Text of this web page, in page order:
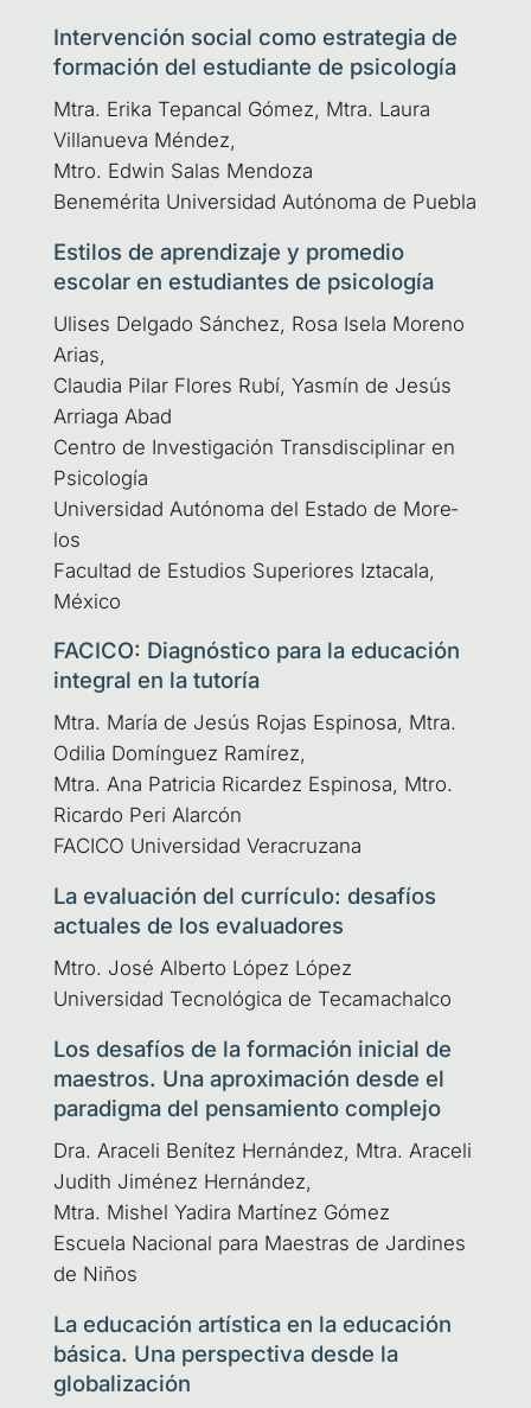
Intervención social como estrategia de
formación del estudiante de psicología
Mtra. Eri­ka Tepan­cal Gómez, Mtra. Lau­ra
Villa­nue­va Mén­dez,
Mtro. Edwin Salas Men­do­za
Bene­mé­ri­ta Uni­ver­si­dad Autó­no­ma de Puebla
Estilos de aprendizaje y promedio
escolar en estudiantes de psicología
Uli­ses Del­ga­do Sán­chez, Rosa Ise­la Moreno
Arias,
Clau­dia Pilar Flo­res Rubí, Yas­mín de Jesús
Arria­ga Abad
Cen­tro de Inves­ti­ga­ción Trans­dis­ci­pli­nar en
Psi­co­lo­gía
Uni­ver­si­dad Autó­no­ma del Esta­do de More­
los
Facul­tad de Estu­dios Supe­rio­res Izta­ca­la,
México
FACICO: Diagnóstico para la educación
integral en la tutoría
Mtra. María de Jesús Rojas Espi­no­sa, Mtra.
Odi­lia Domín­guez Ramí­rez,
Mtra. Ana Patri­cia Ricar­dez Espi­no­sa, Mtro.
Ricar­do Peri Alar­cón
FACI­CO Uni­ver­si­dad Veracruzana
La evaluación del currículo: desafíos
actuales de los evaluadores
Mtro. José Alber­to López López
Uni­ver­si­dad Tec­no­ló­gi­ca de Tecamachalco
Los desafíos de la formación inicial de
maestros. Una aproximación desde el
paradigma del pensamiento complejo
Dra. Ara­ce­li Bení­tez Her­nán­dez, Mtra. Ara­ce­li
Judith Jimé­nez Her­nán­dez,
Mtra. Mishel Yadi­ra Mar­tí­nez Gómez
Escue­la Nacio­nal para Maes­tras de Jar­di­nes
de Niños
La educación artística en la educación
básica. Una perspectiva desde la
globalización